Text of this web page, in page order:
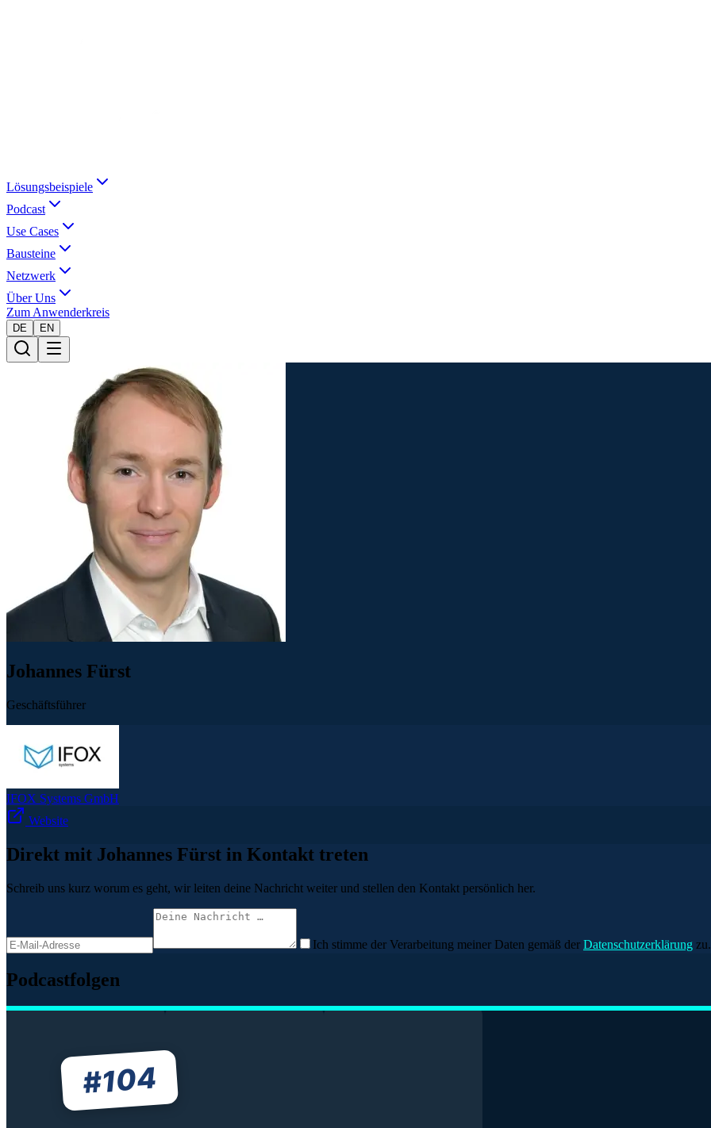
Lösungsbeispiele
Podcast
Use Cases
Bausteine
Netzwerk
Über Uns
Zum Anwenderkreis
DE EN
Johannes Fürst
Geschäftsführer
IFOX Systems GmbH
Website
Direkt mit Johannes Fürst in Kontakt treten
Schreib uns kurz worum es geht, wir leiten deine Nachricht weiter und stellen den Kontakt persönlich her.
Ich stimme der Verarbeitung meiner Daten gemäß der Datenschutzerklärung zu.
Podcastfolgen
#104